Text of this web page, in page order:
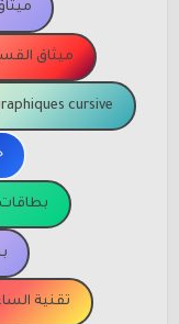
ميثاق
cursive
تقنية